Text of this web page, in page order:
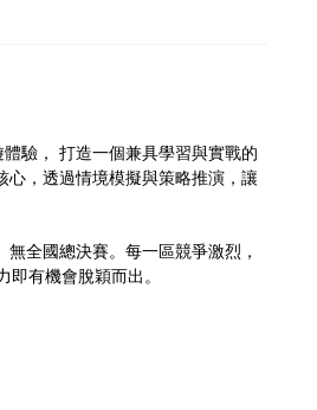
驗， 打造一個兼具學習與實戰的
，透過情境模擬與策略推演，讓
無全國總決賽。每一區競爭激烈，
即有機會脫穎而出。